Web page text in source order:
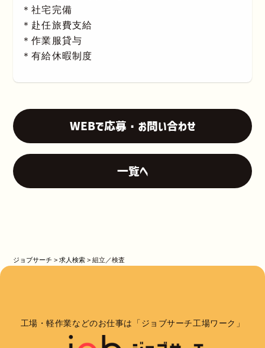
＊社宅完備
＊赴任旅費支給
＊作業服貸与
＊有給休暇制度
WEBで応募・お問い合わせ
一覧へ
ジョブサーチ >求人検索 >組立／検査
工場・軽作業などのお仕事は「ジョブサーチ工場ワーク」